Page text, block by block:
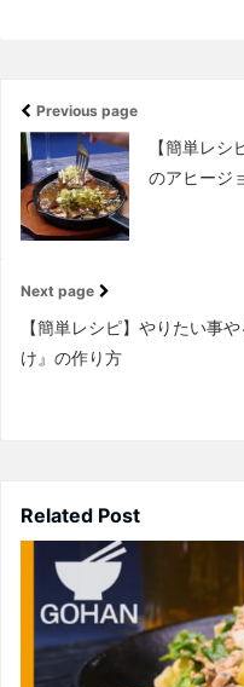
Previous page
【簡単レ
のアヒージ
Next page
【簡単レシピ】やりたい事
け』の作り方
Related Post